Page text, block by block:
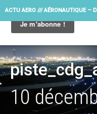
ACTU AERO /// AÉRONAUTIQUE –
10